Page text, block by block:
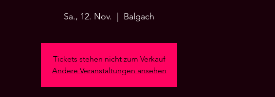
Sa., 12. Nov. Balgach
Tickets stehen nicht zum Verkauf
Andere Veranstaltungen ansehen